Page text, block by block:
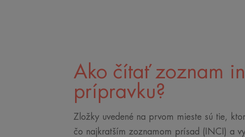
Ako čítať zoznam
prípravku?
Zložky uvedené na prvom mieste sú tie,
čo najkratším zoznamom prísad (INCI) a